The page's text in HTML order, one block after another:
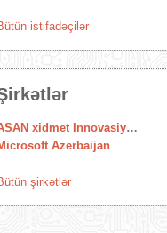
istifadəçilər
ASAN xidmet Innovasiya Mərkəzi
Azerbaijan
şirkətlər